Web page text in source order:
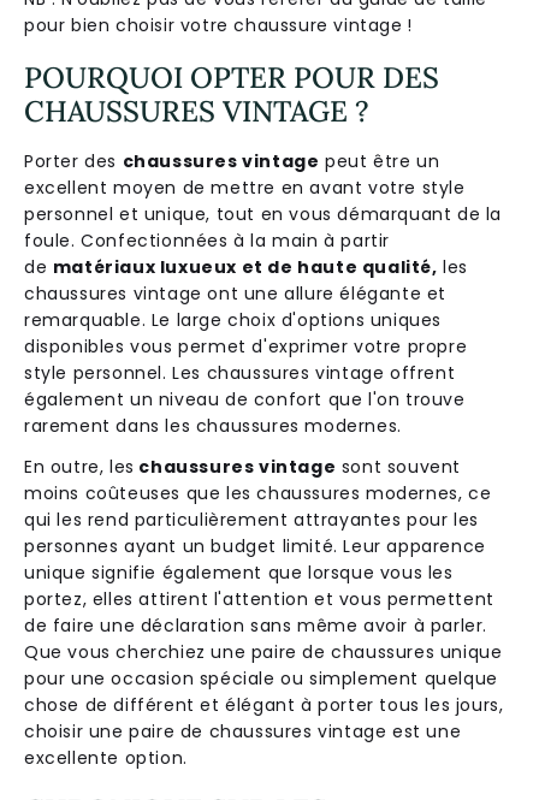
pour bien choisir votre chaussure vintage !
POURQUOI OPTER POUR DES
CHAUSSURES VINTAGE ?
Porter des chaussures vintage peut être un
excellent moyen de mettre en avant votre style
personnel et unique, tout en vous démarquant de la
foule. Confectionnées à la main à partir
de matériaux luxueux et de haute qualité, les
chaussures vintage ont une allure élégante et
remarquable. Le large choix d'options uniques
disponibles vous permet d'exprimer votre propre
style personnel. Les chaussures vintage offrent
également un niveau de confort que l'on trouve
rarement dans les chaussures modernes.
En outre, les chaussures vintage sont souvent
moins coûteuses que les chaussures modernes, ce
qui les rend particulièrement attrayantes pour les
personnes ayant un budget limité. Leur apparence
unique signifie également que lorsque vous les
portez, elles attirent l'attention et vous permettent
de faire une déclaration sans même avoir à parler.
Que vous cherchiez une paire de chaussures unique
pour une occasion spéciale ou simplement quelque
chose de différent et élégant à porter tous les jours,
choisir une paire de chaussures vintage est une
excellente option.